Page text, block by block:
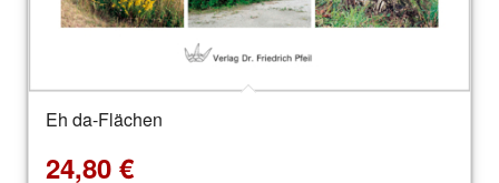
Eh da-Flächen
24,80 €